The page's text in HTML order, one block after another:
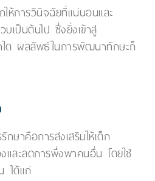
ห้การวินิจฉัยที่แน่นอนและ
เป็นต้นไป ซึ่งยิ่งเข้าสู่
ใด ผลลัพธ์ในการพัฒนาทักษะก็
กษาคือการส่งเสริมให้เด็ก
และลดการพึ่งพาคนอื่น โดยใช้
ได้แก่